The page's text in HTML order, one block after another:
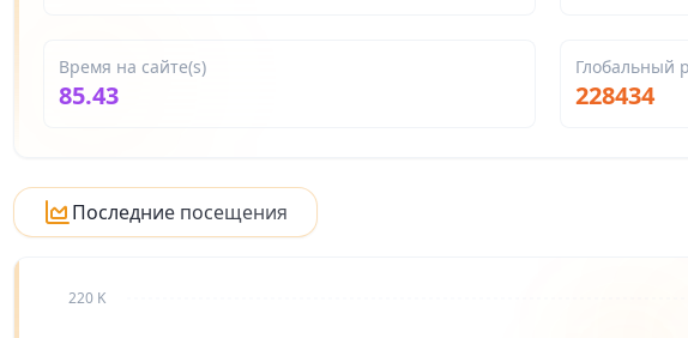
Время на сайте(s)
85.43
Глобальный
228434
Последние посещения
220 K